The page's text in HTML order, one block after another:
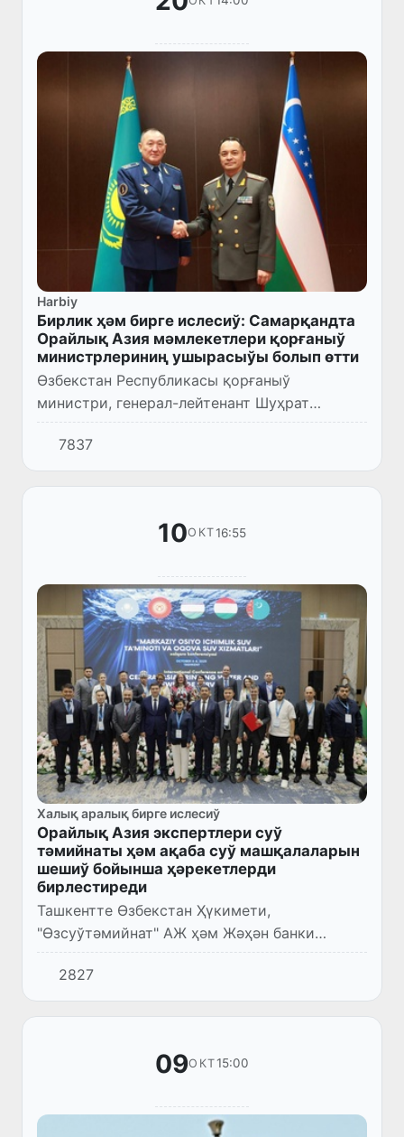
Harbiy
Бирлик ҳәм бирге ислесиў: Самарқандта
Орайлық Азия мәмлекетлери қорғаныў
министрлериниң ушырасыўы болып өтти
Өзбекстан Республикасы қорғаныў
министри, генерал-лейтенант Шуҳрат
Халмухамедов Самарқанд қаласында
Орайлық Азия мәмлекетлериниң қорғаныў
министрлери менен еки тәреплеме
ушырасыўла...
7837
10ОКТ16:55
Халық аралық бирге ислесиў
Орайлық Азия экспертлери суў
тәмийнаты ҳәм ақаба суў машқалаларын
шешиў бойынша ҳәрекетлерди
бирлестиреди
Ташкентте Өзбекстан Ҳүкимети,
"Өзсуўтәмийнат" АЖ ҳәм Жәҳән банки
тәрепинен Швейцария ҳәм Корея
Республикасы ҳүкиметлериниң жәрдеминде
шөлкемлестирилген "Ишимлик суўы
2827
09ОКТ15:00